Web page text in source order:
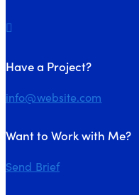
Have a Project?
info@website.com
Want to Work with Me?
Send Brief